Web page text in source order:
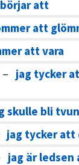
att
att
att vara
– jag tycker
skulle bli
jag tycker att
jag är ledsen